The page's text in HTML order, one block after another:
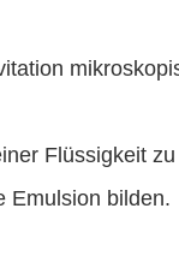
Flüssigkeit
Emulsion bilden.